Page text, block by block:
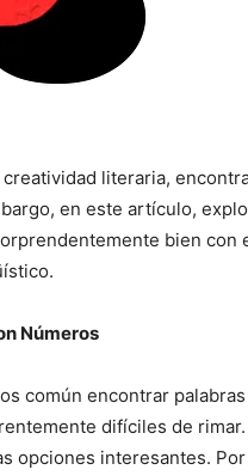
literaria,
en este artículo,
bien con
Números
común encontrar
difíciles de
opciones interesantes.